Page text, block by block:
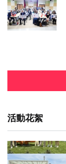
活動花絮